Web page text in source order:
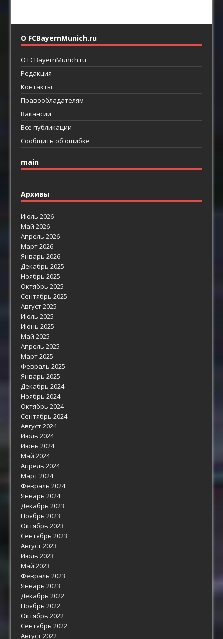
О FCBayernMunich.ru
О FCBayernMunich.ru
Редакция
Контакты
Правообладателям
Вакансии
Все публикации
Сообщить об ошибке
main
Архивы
Июль 2026
Май 2026
Апрель 2026
Март 2026
Январь 2026
Декабрь 2025
Ноябрь 2025
Октябрь 2025
Сентябрь 2025
Август 2025
Июль 2025
Июнь 2025
Май 2025
Апрель 2025
Март 2025
Февраль 2025
Январь 2025
Декабрь 2024
Ноябрь 2024
Октябрь 2024
Сентябрь 2024
Август 2024
Июль 2024
Июнь 2024
Май 2024
Апрель 2024
Март 2024
Февраль 2024
Январь 2024
Декабрь 2023
Ноябрь 2023
Октябрь 2023
Сентябрь 2023
Август 2023
Июль 2023
Май 2023
Февраль 2023
Январь 2023
Декабрь 2022
Ноябрь 2022
Октябрь 2022
Сентябрь 2022
Август 2022